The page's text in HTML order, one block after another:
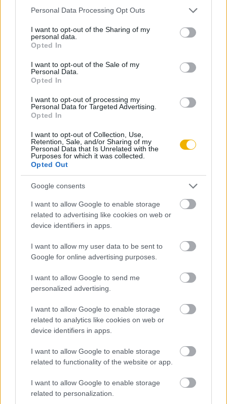
Please note that this website/app uses one or more Google
not limited to your visit or usage behaviour. You may click to
grant or deny consent to Google and its third-party tags to
use your data for below specified purposes in below Google
consent section.
Personal Data Processing Opt Outs
I want to opt-out of the Sharing of my
personal data.
Opted In
I want to opt-out of the Sale of my
Personal Data.
Opted In
I want to opt-out of processing my
Personal Data for Targeted Advertising.
Opted In
I want to opt-out of Collection, Use,
Retention, Sale, and/or Sharing of my
Personal Data that Is Unrelated with the
Purposes for which it was collected.
Opted Out
Google consents
I want to allow Google to enable storage
related to advertising like cookies on web or
device identifiers in apps.
I want to allow my user data to be sent to
Google for online advertising purposes.
I want to allow Google to send me
personalized advertising.
I want to allow Google to enable storage
related to analytics like cookies on web or
device identifiers in apps.
I want to allow Google to enable storage
related to functionality of the website or app.
I want to allow Google to enable storage
related to personalization.
mint 9000 oldal terjedelmű dokumentumot juttatott el a
szovjet hatóságokhoz.
A lebukások egy Klaus Fuchs nevű brit atomfizikus tudós
leleplezésével kezdődtek meg, aki 1950. február 3-án
beismerte a brit elhárításnak, hogy tíz éve a szovjeteknek
Harry Goldig, majd Greenglassig. Ethel Rosenberg öccse nem
volt hajlandó Mexikóba menekülni, ahogy sógora tanácsolta
neki, inkább mindent bevallott. Juliust 1950. július 17-én, a
feleségét augusztus 11-én tartóztatták le – eredetileg csak
azzal a szándékkal, hogy a férjet szóra bírják.
Rosenbergék mindent tagadtak a bíróság előtt, pedig bűnük
voltak győződve róla, hogy az Egyesült Államok hamarosan
fasiszta állam lesz, viszont kitör majd a harmadik
1951. március 29-én az esküdtszék bűnösnek találta őket, s
bár az ügyész nem kérte ezt, április 5-én Irving R. Kaufman
bíró kimondta a halálbüntetést. A bíró abszurditásokat is a
vádlottak fejére olvasott, még a koreai háborúért is őket
vádolta. Eisenhower elnök pedig nem adott kegyelmet nekik,
arra hivatkozva, hogy tettükkel több tízmillió ártatlan ember
halálát okozhatták volna.
A férj minden bizonnyal bűnös volt, még akkor is, ha igazi
„atomtitkokat” nem tudott a szovjetek rendelkezésére
bocsátani. Felesége viszont csak bűnpártolást követett el,
pénz szállított és gépelt, vagyis az ő büntetése